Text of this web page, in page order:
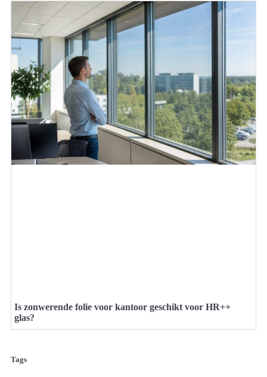
Is zonwerende folie voor kantoor geschikt voor HR++
glas?
Tags